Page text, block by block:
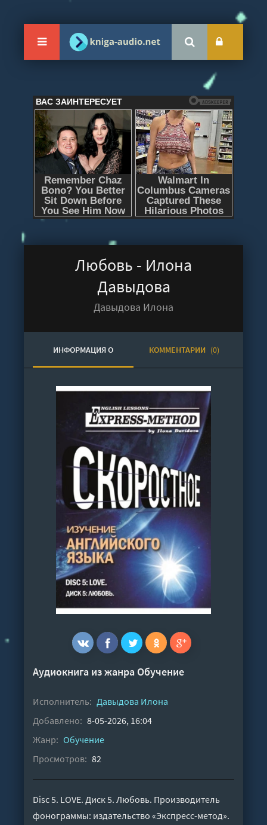
Любовь - Илона
Давыдова
Давыдова Илона
ИНФОРМАЦИЯ О
АУДИОКНИГЕ
КОММЕНТАРИИ (0)
Аудиокнига из жанра Обучение
Исполнитель: Давыдова Илона
Добавлено: 8-05-2026, 16:04
Жанр: Обучение
Просмотров: 82
Disc 5. LOVE. Диск 5. Любовь. Производитель
фонограммы: издательство «Экспресс-метод».